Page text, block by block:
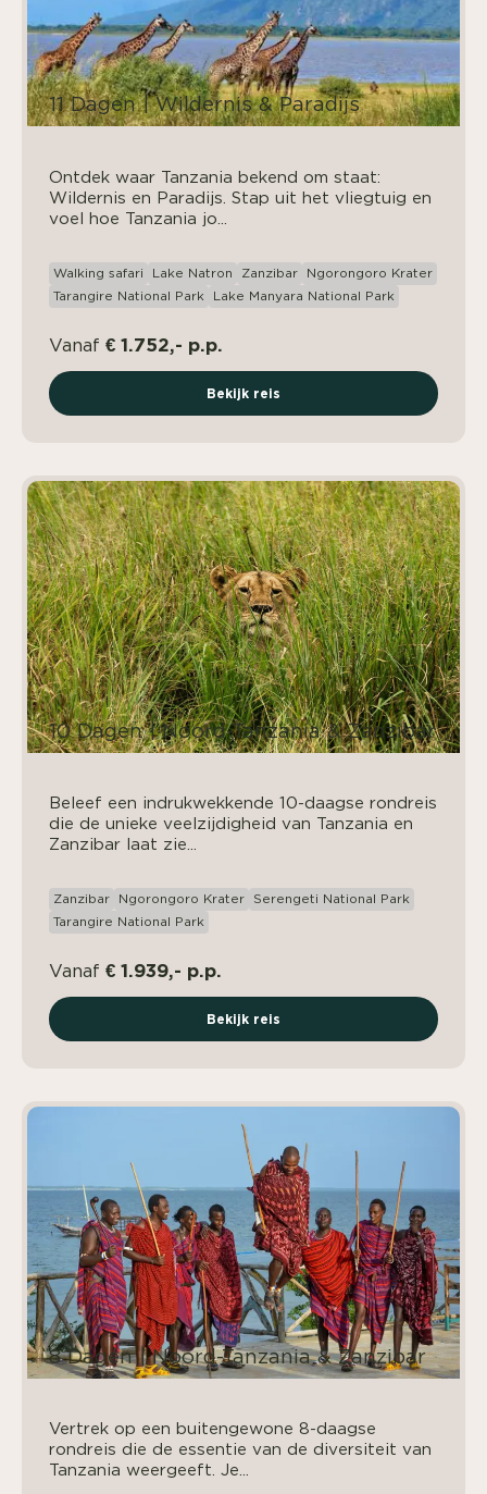
11 Dagen | Wildernis & Paradijs
Ontdek waar Tanzania bekend om staat:
Wildernis en Paradijs. Stap uit het vliegtuig en
voel hoe Tanzania jo...
Walking safari Lake Natron Zanzibar
Ngorongoro Krater
Tarangire National Park
Lake Manyara National Park
Vanaf € 1.752,- p.p.
Bekijk reis
10 Dagen | Noord-Tanzania & Zanzibar
Beleef een indrukwekkende 10-daagse rondreis
die de unieke veelzijdigheid van Tanzania en
Zanzibar laat zie...
Zanzibar Ngorongoro Krater
Serengeti National Park
Tarangire National Park
Vanaf € 1.939,- p.p.
Bekijk reis
8 Dagen | Noord-Tanzania & Zanzibar
Vertrek op een buitengewone 8-daagse
rondreis die de essentie van de diversiteit van
Tanzania weergeeft. Je...